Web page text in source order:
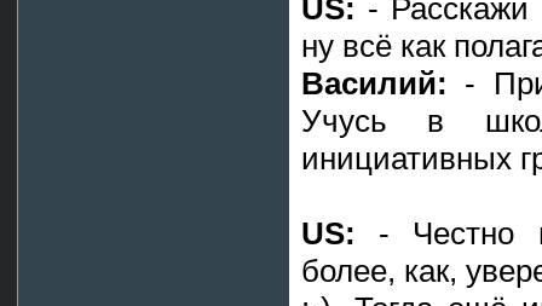
US: - Расскажи
ну всё как
Василий: -
Учусь в
инициативных
US: - Честно
более, как,